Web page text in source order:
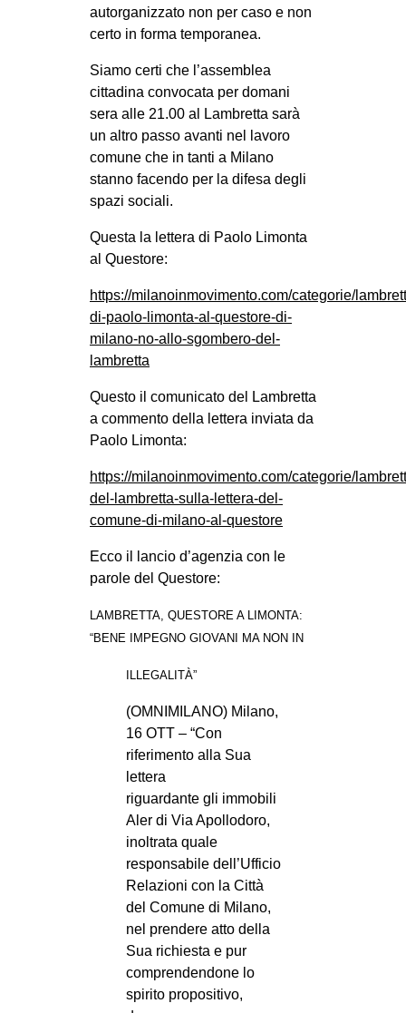
autorganizzato non per caso e non
certo in forma temporanea.
Siamo certi che l’assemblea
cittadina convocata per domani
sera alle 21.00 al Lambretta sarà
un altro passo avanti nel lavoro
comune che in tanti a Milano
stanno facendo per la difesa degli
spazi sociali.
Questa la lettera di Paolo Limonta
al Questore:
https://milanoinmovimento.com/categorie/
di-paolo-limonta-al-questore-di-
milano-no-allo-sgombero-del-
lambretta
Questo il comunicato del Lambretta
a commento della lettera inviata da
Paolo Limonta:
https://milanoinmovimento.com/categorie/
del-lambretta-sulla-lettera-del-
comune-di-milano-al-questore
Ecco il lancio d’agenzia con le
parole del Questore:
LAMBRETTA, QUESTORE A LIMONTA:
“BENE IMPEGNO GIOVANI MA NON IN
ILLEGALITÀ”
(OMNIMILANO) Milano,
16 OTT – “Con
riferimento alla Sua
lettera
riguardante gli immobili
Aler di Via Apollodoro,
inoltrata quale
responsabile dell’Ufficio
Relazioni con la Città
del Comune di Milano,
nel prendere atto della
Sua richiesta e pur
comprendendone lo
spirito propositivo,